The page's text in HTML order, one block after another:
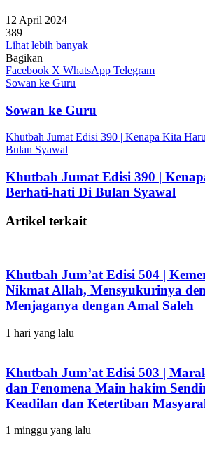
12 April 2024
389
Lihat lebih banyak
Bagikan
Facebook X WhatsApp Telegram
Sowan ke Guru
Sowan ke Guru
Khutbah Jumat Edisi 390 | Kenapa Kita
Bulan Syawal
Khutbah Jumat Edisi 390 |
Berhati-hati Di Bulan Syawal
Artikel terkait
Khutbah Jum’at Edisi 504 |
Nikmat Allah, Mensyukurinya
Menjaganya dengan Amal Saleh
1 hari yang lalu
Khutbah Jum’at Edisi 503 |
dan Fenomena Main hakim
Keadilan dan Ketertiban
1 minggu yang lalu